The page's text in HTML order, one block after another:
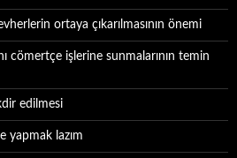
ortaya çıkarılmasının önemi
cömertçe işlerine sunmalarının temin
edilmesi
yapmak lazım